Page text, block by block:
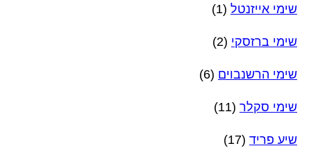
שימי אייזנטל (1)
שימי ברזסקי (2)
שימי הרשנבוים (6)
שימי סקלר (11)
שיע פריד (17)